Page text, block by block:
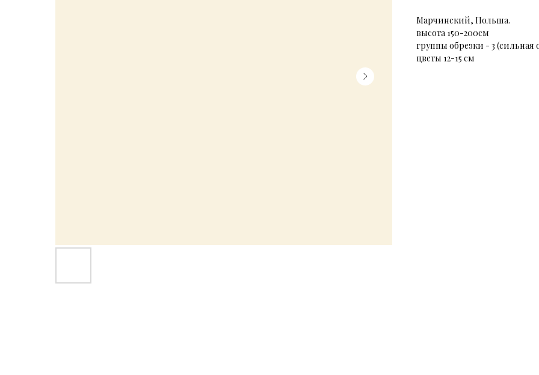
Марчинский, Польша.
высота 150-200см
группы обрезки - 3 (сильная
цветы 12-15 см